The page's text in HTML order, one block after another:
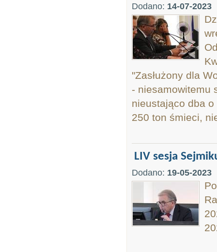
Dodano: 14-07-2023
"Zasłużony dla
- niesamowitemu
nieustająco dba
250 ton śmieci,
LIV sesja
Dodano: 19-05-2023